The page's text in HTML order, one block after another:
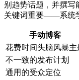
别趋势话题，并撰写
关键词重要——系统
手动博客
花费时间头脑风暴主
不一致的发布计划
通用的受众定位